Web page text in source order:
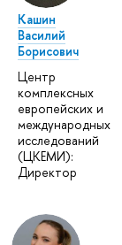
Кашин
Василий
Борисович
Центр
комплексных
европейских и
международных
исследований
(ЦКЕМИ):
Директор